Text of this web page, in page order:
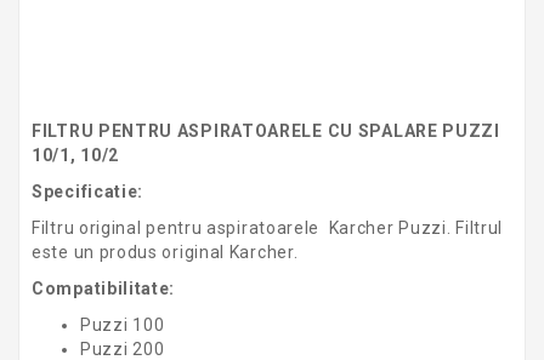
FILTRU PENTRU ASPIRATOARELE CU SPALARE PUZZI
10/1, 10/2
Specificatie:
Filtru original pentru aspiratoarele Karcher Puzzi. Filtrul
este un produs original Karcher.
Compatibilitate:
Puzzi 100
Puzzi 200